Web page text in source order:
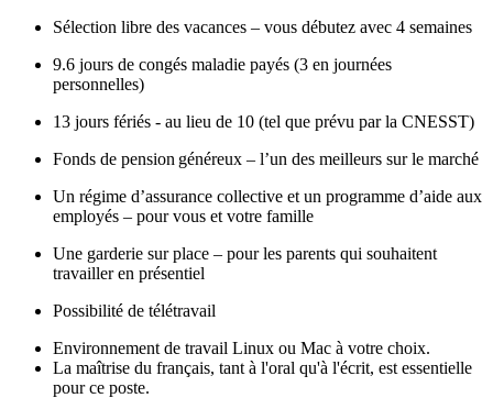
Sélection libre des vacances – vous débutez avec 4 semaines
9.6 jours de congés maladie payés (3 en journées
personnelles)
13 jours fériés - au lieu de 10 (tel que prévu par la CNESST)
Fonds de pension généreux – l’un des meilleurs sur le marché
Un régime d’assurance collective et un programme d’aide aux
employés – pour vous et votre famille
Une garderie sur place – pour les parents qui souhaitent
travailler en présentiel
Possibilité de télétravail
Environnement de travail Linux ou Mac à votre choix.
La maîtrise du français, tant à l'oral qu'à l'écrit, est essentielle
pour ce poste.